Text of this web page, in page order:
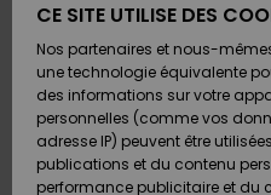
& Tongs
Surf
& Tongs
Surf
FEMME
A
Découvrir
Snow
SURF
Surf
Shop
Enfant
Highlights
SNOW
Snow
Shop
Enfant
Snow
Shop
Enfant
Outlet
Femme
Retours
Paiement
Carte
CE SITE UTILISE DES
Nos partenaires et nous-
une technologie équivalente
des informations sur votre
personnelles (comme vos
adresse IP) peuvent être
publications et du contenu
performance publicitaire et du